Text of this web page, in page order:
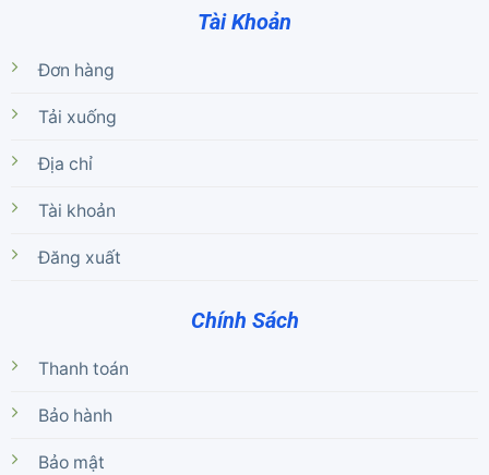
Tài Khoản
Đơn hàng
Tải xuống
Địa chỉ
Tài khoản
Đăng xuất
Chính Sách
Thanh toán
Bảo hành
Bảo mật